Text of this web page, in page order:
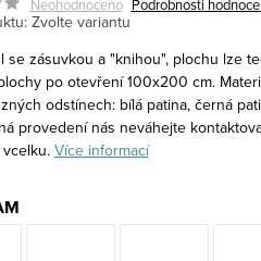
Neohodnoceno Podrobnosti
Zvolte variantu
se zásuvkou a "knihou", plochu lze
po otevření 100x200 cm.
odstínech: bílá patina, černá
provedení nás neváhejte
Více informací